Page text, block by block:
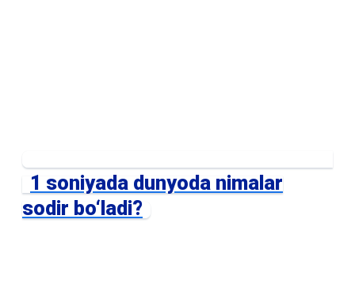
1 soniyada dunyoda nimalar
sodir bo‘ladi?